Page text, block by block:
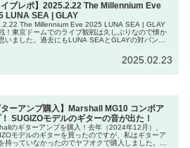
イブレポ】2025.2.22 The Millennium Eve
LUNA SEA | GLAY
The Millennium Eve 2025 LUNA SEA | GLAY
！東京ドームでのライブ観戦は久しぶりなので懐か
いました。過去にもLUNA SEAとGLAYの対バンラ
2025.02.23
ターアンプ購入】Marshall MG10 コンボア
SUGIZOモデルのギターの音が出た！
のギターアンプを購入！去年（2024年12月）、
モデルのギターを買ったのですが、私はギターア
持っていなかったのでヤフオクで購入しました。購